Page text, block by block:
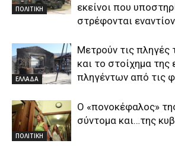
ΠΟΛΙΤΙΚΗ
εκείνοι που
στρέφονται
ΕΛΛΑΔΑ
Μετρούν τις πληγές
και το στοίχημα
πληγέντων από τις
ΠΟΛΙΤΙΚΗ
Ο «πονοκέφαλος»
σύντομα και…της